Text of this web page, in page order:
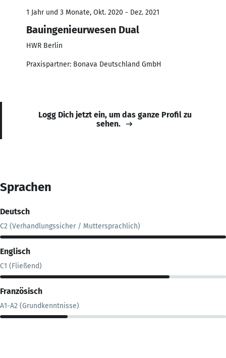
1 Jahr und 3 Monate, Okt. 2020 - Dez. 2021
Bauingenieurwesen Dual
HWR Berlin
Praxispartner: Bonava Deutschland GmbH
Logg Dich jetzt ein, um das ganze Profil zu
sehen.
Sprachen
Deutsch
C2 (Verhandlungssicher / Muttersprachlich)
Englisch
C1 (Fließend)
Französisch
A1-A2 (Grundkenntnisse)